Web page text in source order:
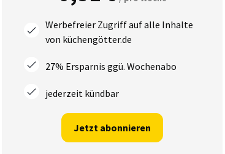
Werbefreier Zugriff auf alle Inhalte
von küchengötter.de
27% Ersparnis ggü. Wochenabo
jederzeit kündbar
Jetzt abonnieren